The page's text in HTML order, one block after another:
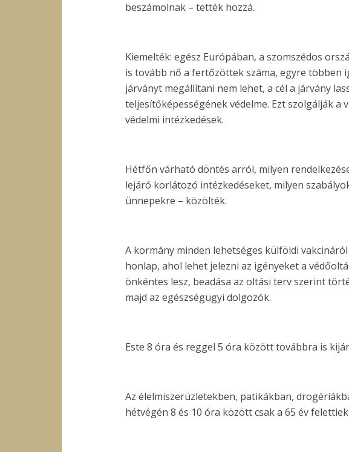
beszámolnak – tették hozzá.
Kiemelték: egész Európában, a szomszédos
is tovább nő a fertőzöttek száma, egyre többen
járványt megállítani nem lehet, a cél a járvány
teljesítőképességének védelme. Ezt szolgálják a
védelmi intézkedések.
Hétfőn várható döntés arról, milyen
lejáró korlátozó intézkedéseket, milyen
ünnepekre – közölték.
A kormány minden lehetséges külföldi
honlap, ahol lehet jelezni az igényeket a
önkéntes lesz, beadása az oltási terv szerint
majd az egészségügyi dolgozók.
Este 8 óra és reggel 5 óra között továbbra is
Az élelmiszerüzletekben, patikákban,
hétvégén 8 és 10 óra között csak a 65 év